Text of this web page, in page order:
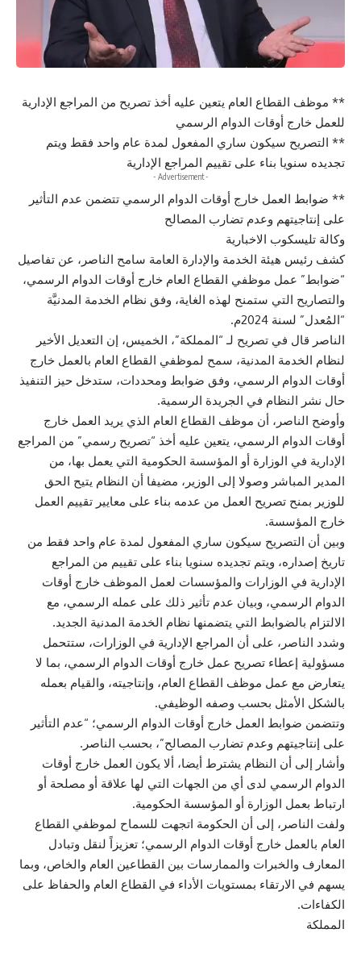
** موظف القطاع العام يتعين عليه أخذ تصريح من المراجع الإدارية
للعمل خارج أوقات الدوام الرسمي
** التصريح سيكون ساري المفعول لمدة عام واحد فقط ويتم
تجديده سنويا بناء على تقييم المراجع الإدارية
- Advertisement -
** ضوابط العمل خارج أوقات الدوام الرسمي تتضمن عدم التأثير
على إنتاجيتهم وعدم تضارب المصالح
وكالة تليسكوب الاخبارية
كشف رئيس هيئة الخدمة والإدارة العامة سامح الناصر، عن تفاصيل
“ضوابط” عمل موظفي القطاع العام خارج أوقات الدوام الرسمي،
والتصاريح التي ستمنح لهذه الغاية، وفق نظام الخدمة المدنيَّة
“المُعدل” لسنة 2024م.
الناصر قال في تصريح لـ “المملكة”، الخميس، إن التعديل الأخير
لنظام الخدمة المدنية، سمح لموظفي القطاع العام بالعمل خارج
أوقات الدوام الرسمي، وفق ضوابط ومحددات، ستدخل حيز التنفيذ
حال نشر النظام في الجريدة الرسمية.
وأوضح الناصر، أن موظف القطاع العام الذي يريد العمل خارج
أوقات الدوام الرسمي، يتعين عليه أخذ “تصريح رسمي” من المراجع
الإدارية في الوزارة أو المؤسسة الحكومية التي يعمل بها، من
المدير المباشر وصولا إلى الوزير، مضيفا أن النظام يتيح الحق
للوزير بمنح تصريح العمل من عدمه بناء على معايير تقييم العمل
خارج المؤسسة.
وبين أن التصريح سيكون ساري المفعول لمدة عام واحد فقط من
تاريخ إصداره، ويتم تجديده سنويا بناء على تقييم من المراجع
الإدارية في الوزارات والمؤسسات لعمل الموظف خارج أوقات
الدوام الرسمي، وبيان عدم تأثير ذلك على عمله الرسمي، مع
الالتزام بالضوابط التي يتضمنها نظام الخدمة المدنية الجديد.
وشدد الناصر، على أن المراجع الإدارية في الوزارات، ستتحمل
مسؤولية إعطاء تصريح عمل خارج أوقات الدوام الرسمي، بما لا
يتعارض مع عمل موظف القطاع العام، وإنتاجيته، والقيام بعمله
بالشكل الأمثل بحسب وصفه الوظيفي.
وتتضمن ضوابط العمل خارج أوقات الدوام الرسمي؛ “عدم التأثير
على إنتاجيتهم وعدم تضارب المصالح”، بحسب الناصر.
وأشار إلى أن النظام يشترط أيضا، ألا يكون العمل خارج أوقات
الدوام الرسمي لدى أي من الجهات التي لها علاقة أو مصلحة أو
ارتباط بعمل الوزارة أو المؤسسة الحكومية.
ولفت الناصر، إلى أن الحكومة اتجهت للسماح لموظفي القطاع
العام بالعمل خارج أوقات الدوام الرسمي؛ تعزيزاً لنقل وتبادل
المعارف والخبرات والممارسات بين القطاعين العام والخاص، وبما
يسهم في الارتقاء بمستويات الأداء في القطاع العام والحفاظ على
الكفاءات.
المملكة